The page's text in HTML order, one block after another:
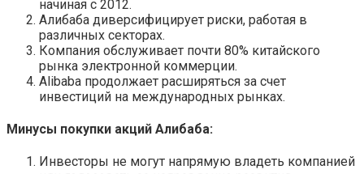
начиная с 2012.
Алибаба диверсифицирует риски, работая в
различных секторах.
Компания обслуживает почти 80% китайского
рынка электронной коммерции.
Alibaba продолжает расширяться за счет
инвестиций на международных рынках.
Минусы покупки акций Алибаба:
Инвесторы не могут напрямую владеть компанией